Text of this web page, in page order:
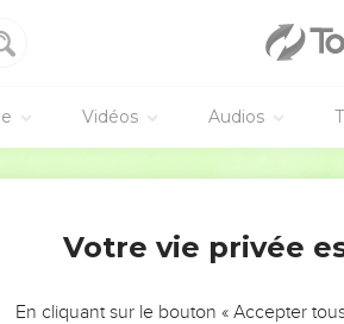
Vidéos Audios
L’ÉVÉNEMENT DE
VOUS ÉVITER LES VOTRES ?
Votre vie privée
En cliquant sur le bouton « Accepter